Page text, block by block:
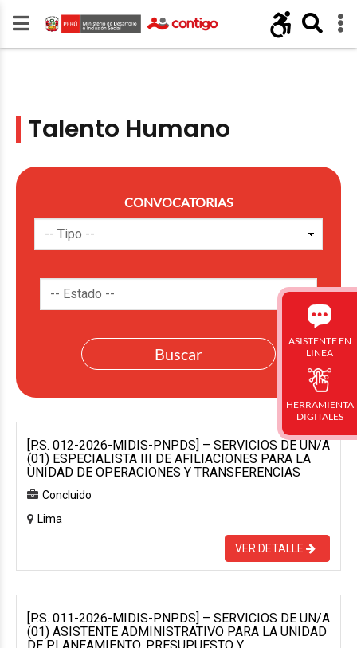
Talento Humano
CONVOCATORIAS
[P.S. 012-2026-MIDIS-PNPDS] – SERVICIOS DE UN/A
(01) ESPECIALISTA III DE AFILIACIONES PARA LA
UNIDAD DE OPERACIONES Y TRANSFERENCIAS
Concluido
Lima
VER DETALLE
[P.S. 011-2026-MIDIS-PNPDS] – SERVICIOS DE UN/A
(01) ASISTENTE ADMINISTRATIVO PARA LA UNIDAD
ASISTENTE EN
LINEA
HERRAMIENTA
DIGITALES